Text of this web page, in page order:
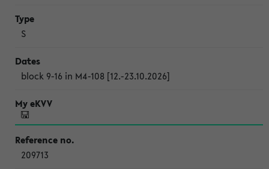
S
block 9-16 in M4-108 [12.-23.10.2026]
209713